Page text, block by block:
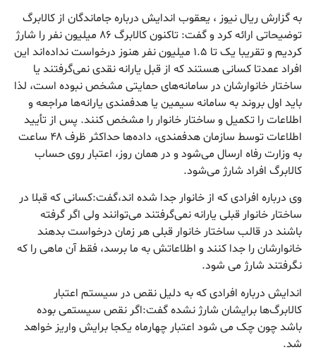
به گزارش ریال نیوز ، یعقوب اندایش درباره جاماندگان از کالابرگ
توضیحاتی ارائه کرد و گفت: تاکنون کالابرگ ۸۶ میلیون نفر را شارژ
کردیم و تقریبا یک تا ۱.۵ میلیون نفر هنوز درخواست نداده‌اند این
افراد عمدتا کسانی هستند که از قبل یارانه نقدی نمی‌گرفتند یا
ساختار خانوارشان در سامانه‌های حمایتی مشخص نبوده است، لذا
باید اول بروند به سامانه سیمین یا هدفمندی یارانه‌ها مراجعه و
اطلاعات را تکمیل و ساختار خانوار را مشخص کنند. پس از تأیید
اطلاعات توسط سازمان هدفمندی، داده‌ها حداکثر ظرف ۴۸ ساعت
به وزارت رفاه ارسال می‌شود و در همان روز، اعتبار روی حساب
کالابرگ افراد شارژ می‌شود.
وی درباره افرادی که از خانوار جدا شده اند،گفت:کسانی که قبلا در
ساختار خانوار قبلی یارانه نمی‌گرفتند می‌توانند ولی اگر گرفته
باشند در قالب ساختار خانوار قبلی هر زمان درخواست بدهند
خانوارشان را جدا کنند و اطلاعاتش به ما برسد، فقط آن ماهی را که
نگرفتند شارژ می شود.
اندایش درباره افرادی که به دلیل نقص در سیستم اعتبار
کالابرگ‌ها برایشان شارژ نشده گفت:اگر نقص سیستمی بوده
باشد چون چک می شود اعتبار چهارماه یکجا برایش واریز خواهد
شد.